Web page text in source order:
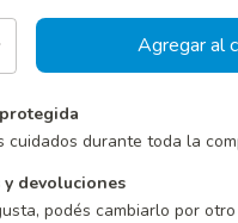
cuidados durante toda la
y devoluciones
podés cambiarlo por